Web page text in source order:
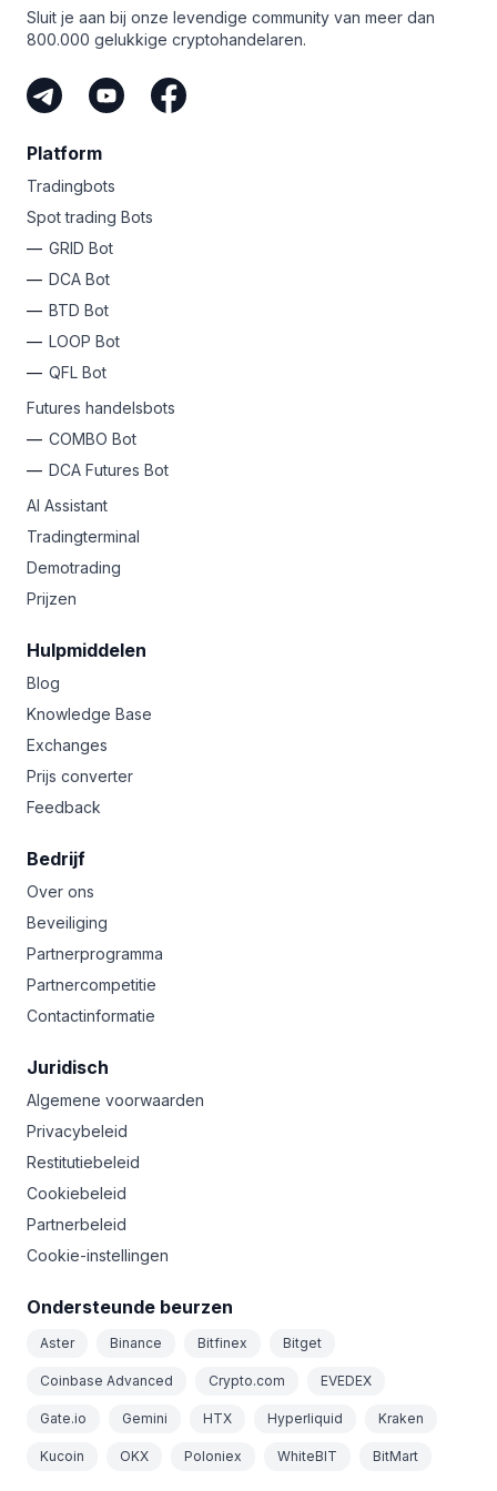
kans.
Sluit je aan bij onze levendige community van meer dan
800.000 gelukkige cryptohandelaren.
Platform
Tradingbots
Spot trading Bots
GRID Bot
DCA Bot
BTD Bot
LOOP Bot
QFL Bot
Futures handelsbots
COMBO Bot
DCA Futures Bot
AI Assistant
Tradingterminal
Demotrading
Prijzen
Hulpmiddelen
Blog
Knowledge Base
Exchanges
Prijs converter
Feedback
Bedrijf
Over ons
Beveiliging
Partnerprogramma
Partnercompetitie
Contactinformatie
Juridisch
Algemene voorwaarden
Privacybeleid
Restitutiebeleid
Cookiebeleid
Partnerbeleid
Cookie-instellingen
Ondersteunde beurzen
Aster Binance Bitfinex Bitget
Coinbase Advanced Crypto.com EVEDEX
Gate.io Gemini HTX Hyperliquid Kraken
Kucoin OKX Poloniex WhiteBIT BitMart